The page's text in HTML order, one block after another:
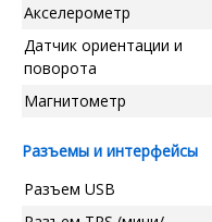
Акселерометр
Датчик ориентации и
поворота
Магнитометр
Разъемы и интерфейсы
Разъем USB